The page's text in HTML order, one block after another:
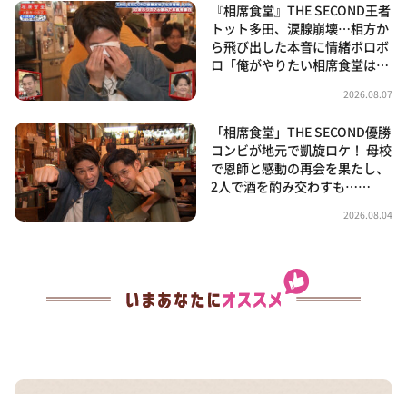
『相席食堂』THE SECOND王者
トット多田、涙腺崩壊…相方か
ら飛び出した本音に情緒ボロボ
ロ「俺がやりたい相席食堂は…
2026.08.07
「相席食堂」THE SECOND優勝
コンビが地元で凱旋ロケ！ 母校
で恩師と感動の再会を果たし、
2人で酒を酌み交わすも……
2026.08.04